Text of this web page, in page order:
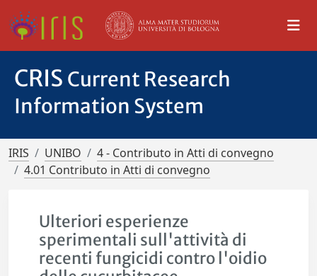
CRIS Current Research
Information System
IRIS UNIBO
4 - Contributo in Atti di convegno
4.01 Contributo in Atti di convegno
Ulteriori esperienze
sperimentali sull'attività di
recenti fungicidi contro l'oidio